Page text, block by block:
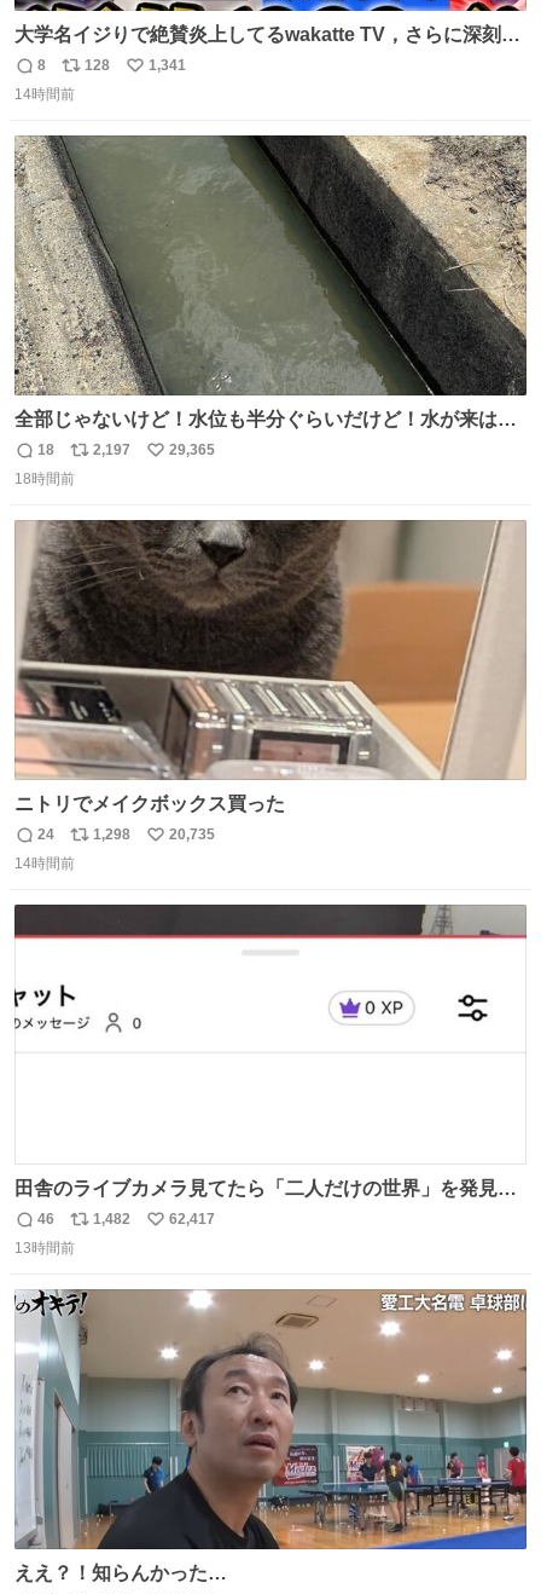
大学名イジりで絶賛炎上してるwakatte TV，さらに深刻な
問題はこっちでは？ ・都内の特定企業に入るのを極度に推
奨し，それ以外の地域で堅実に生きるのを周縁化する ・恋
化する ・院生が研究環境を求め他大学に移るのを批判する
過去例↓
返
信
8
リ
ポ
ト
数
128
い
1,341
14時間前
全部じゃないけど！水位も半分ぐらいだけど！水が来はじ
めたよ！！！ 作業してくれた方々ありがとーーー
ー！！！！！！！！！！！！！！！！！！！！！！！！！
返
信
18
リ
ポ
ト
数
2,197
い
数
29,365
18時間前
ニトリでメイクボックス買った
返
信
24
リ
ポ
1,298
い
20,735
14時間前
田舎のライブカメラ見てたら「二人だけの世界」を発見し
た
返
信
46
リ
ポ
ト
数
1,482
い
62,417
13時間前
ええ？！知らんかった…